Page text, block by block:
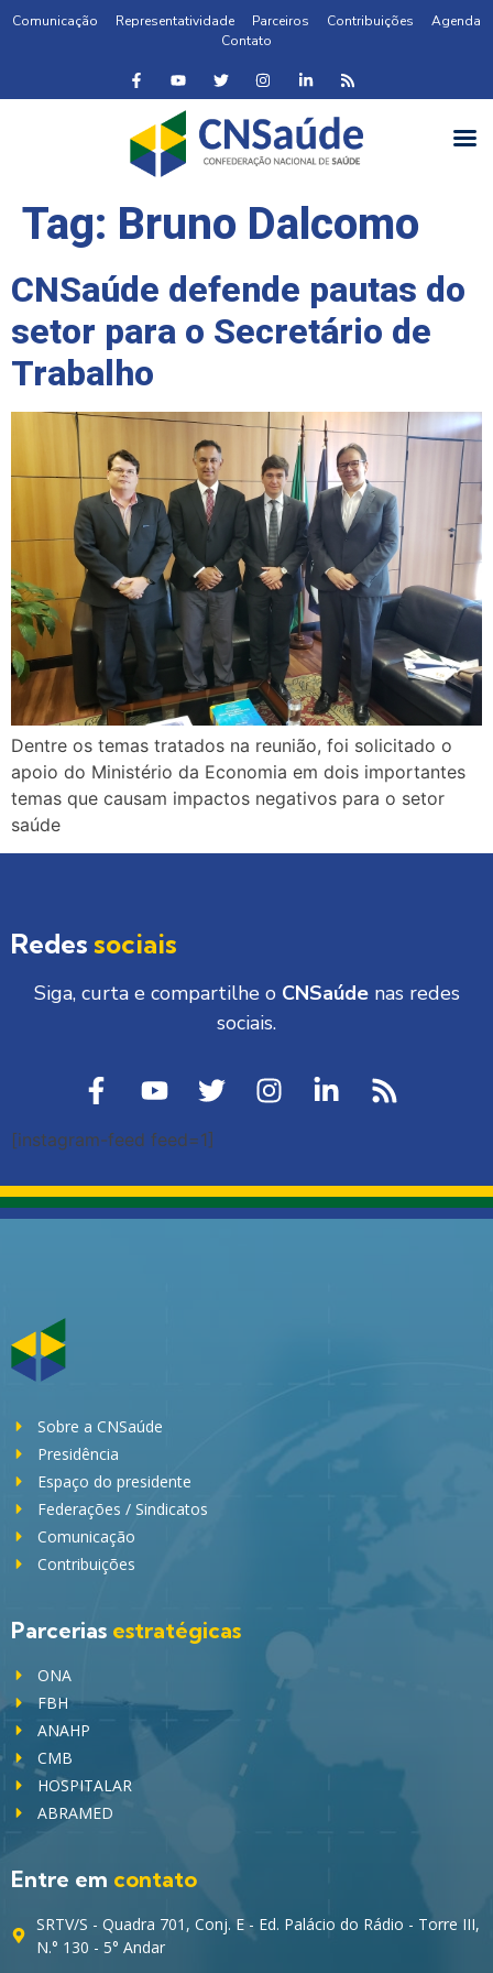
Comunicação Representatividade Parceiros Contribuições
Agenda
Contato
Tag: Bruno Dalcomo
CNSaúde defende pautas do
setor para o Secretário de
Trabalho
Dentre os temas tratados na reunião, foi solicitado o
apoio do Ministério da Economia em dois importantes
temas que causam impactos negativos para o setor
saúde
Redes sociais
Siga, curta e compartilhe o CNSaúdenas redes
sociais.
[instagram-feed feed=1]
Sobre a CNSaúde
Presidência
Espaço do presidente
Federações / Sindicatos
Comunicação
Contribuições
Parcerias estratégicas
ONA
FBH
ANAHP
CMB
HOSPITALAR
ABRAMED
Entre em contato
SRTV/S - Quadra 701, Conj. E - Ed. Palácio do Rádio - Torre III,
N.° 130 - 5° Andar